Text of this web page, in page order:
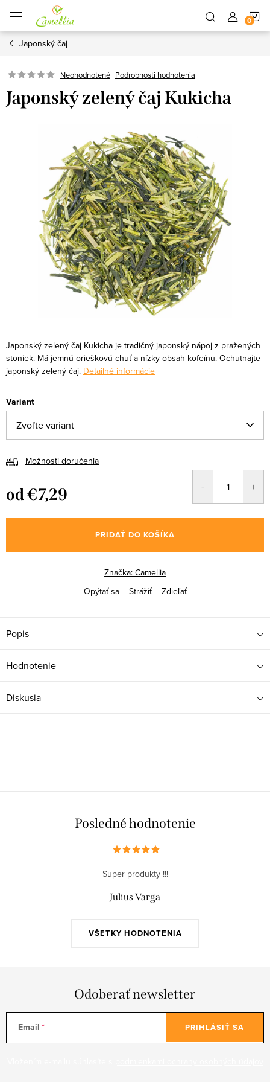
obsah
Japonský čaj
Neohodnotené Podrobnosti hodnotenia
Japonský zelený čaj Kukicha
Japonský zelený čaj Kukicha je tradičný japonský nápoj z pražených
stoniek. Má jemnú orieškovú chuť a nízky obsah kofeínu. Ochutnajte
japonský zelený čaj. Detailné informácie
Variant
Možnosti doručenia
od€7,29
cena:
PRIDAŤ DO KOŠÍKA
Značka: Camellia
Opýtať sa
Strážiť Zdieľať
Popis
Hodnotenie
Diskusia
Posledné hodnotenie
VŠETKY HODNOTENIA
Super produkty !!!
Julius Varga
Odoberať newsletter
Email PRIHLÁSIŤ SA